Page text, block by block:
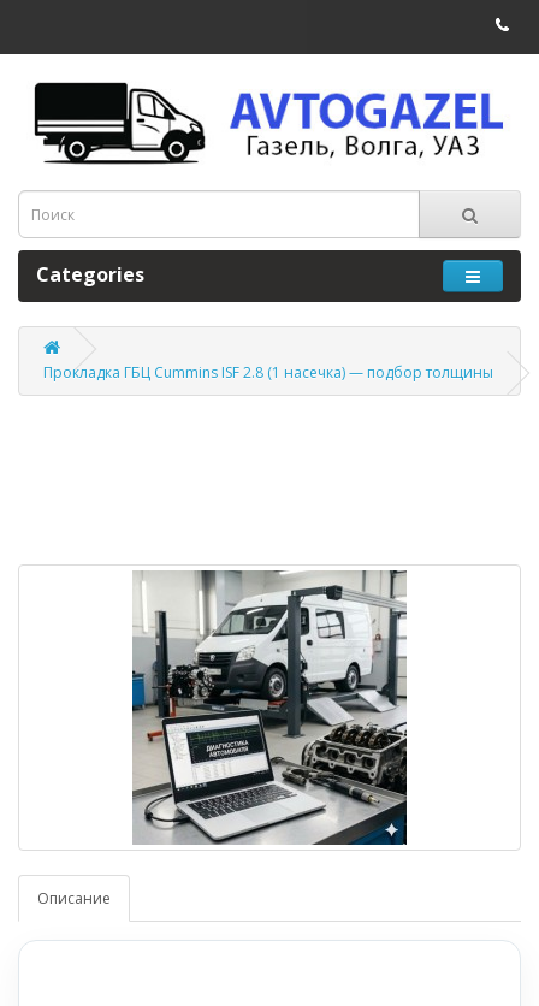
Categories
Прокладка ГБЦ Cummins ISF 2.8 (1 насечка) — подбор толщины
Описание